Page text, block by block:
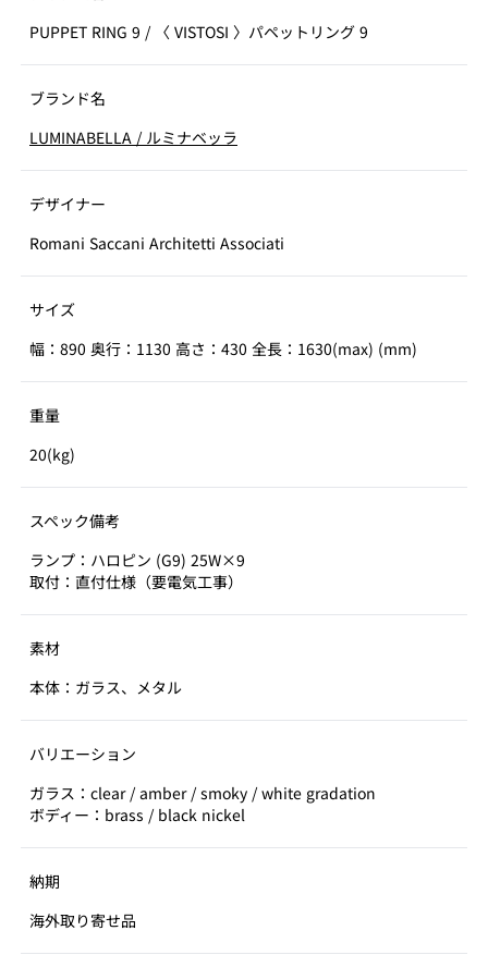
PUPPET RING 9 / 〈 VISTOSI 〉パペットリング 9
ブランド名
LUMINABELLA / ルミナベッラ
デザイナー
Romani Saccani Architetti Associati
サイズ
幅：890 奥行：1130 高さ：430 全長：1630(max) (mm)
重量
20(kg)
スペック備考
ランプ：ハロピン (G9) 25W×9
取付：直付仕様（要電気工事）
素材
本体：ガラス、メタル
バリエーション
ガラス：clear / amber / smoky / white gradation
ボディー：brass / black nickel
納期
海外取り寄せ品